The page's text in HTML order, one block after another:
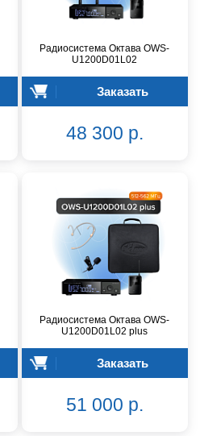
Радиосистема Октава OWS-
U1200D01L02
Заказать
48 300 р.
Радиосистема Октава OWS-
U1200D01L02 plus
Заказать
51 000 р.